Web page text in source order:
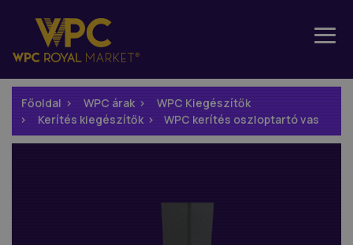
Főoldal WPC árak
WPC Kiegészítők
Kerítés kiegészítők
WPC kerítés oszloptartó vas